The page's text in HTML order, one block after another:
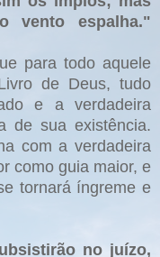
vento espalha."
para todo aquele
de Deus, tudo
e a verdadeira
de sua existência.
com a verdadeira
como guia maior, e
tornará íngreme e
no juízo,